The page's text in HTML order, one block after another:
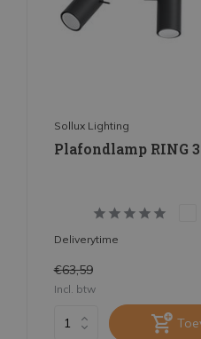
Sollux Lighting
Plafondlamp RING
Deliverytime
€63,59
Incl. btw